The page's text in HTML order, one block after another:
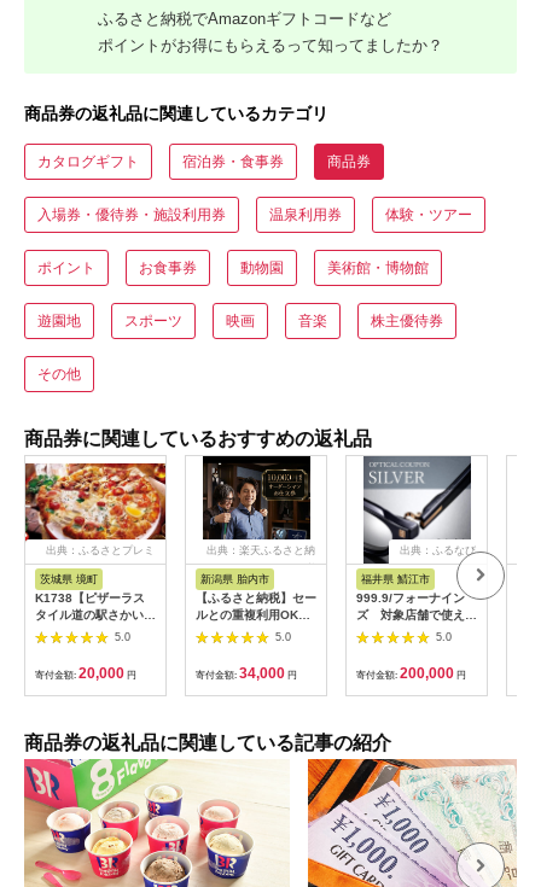
ふるさと納税でAmazonギフトコードなど
ポイントがお得にもらえるって知ってましたか？
商品券の返礼品に関連しているカテゴリ
カタログギフト 宿泊券・食事券 商品券
入場券・優待券・施設利用券 温泉利用券 体験・ツアー
ポイント お食事券 動物園 美術館・博物館
遊園地 スポーツ 映画 音楽 株主優待券
その他
商品券に関連しているおすすめの返礼品
出典：ふるさとプレミ
アム
茨城県 境町
K1738【ピザーラス
タイル道の駅さかい店
限定】ピザーラ利用券
(6,000円相当)
5.0
寄付金額: 20,000 円
出典：楽天ふるさと納
税
新潟県 胎内市
【ふるさと納税】セー
ルとの重複利用OK
10,000円相当オーダ
ーシャツお仕立券【ビ
ッグヴィジョン】
5.0
寄付金額: 34,000 円
出典：ふるなび
福井県 鯖江市
999.9/フォーナイン
ズ 対象店舗で使える
眼鏡引換券（6万円相
当）Silver np m [N-
5.0
寄付金額: 200,000 円
商品券の返礼品に関連している記事の紹介